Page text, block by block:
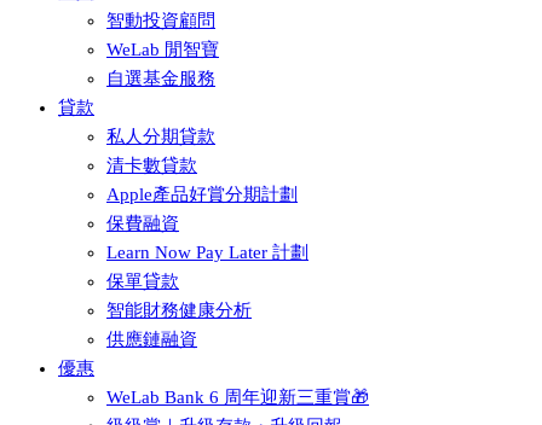
智動投資顧問
WeLab 閒智寶
自選基金服務
貸款
私人分期貸款
清卡數貸款
Apple產品好賞分期計劃
保費融資
Learn Now Pay Later 計劃
保單貸款
智能財務健康分析
供應鏈融資
優惠
WeLab Bank 6 周年迎新三重賞🎁